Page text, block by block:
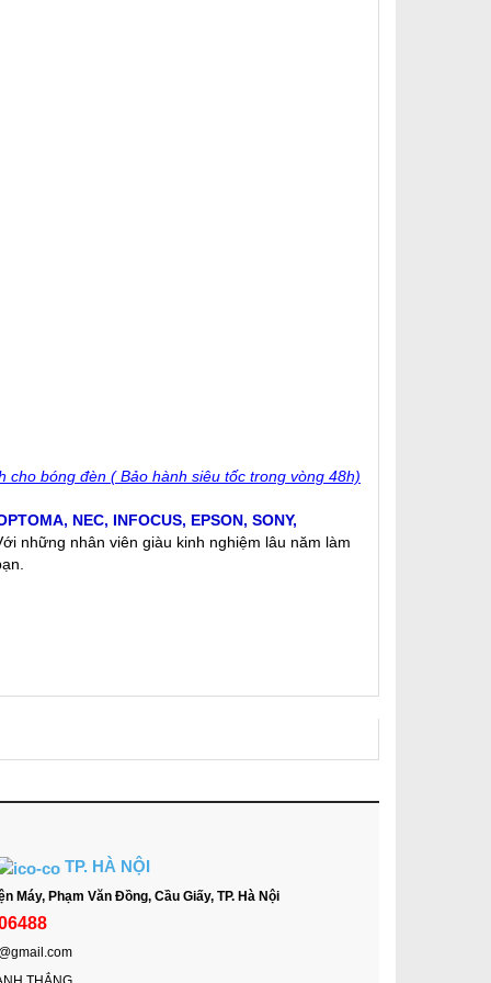
bóng đèn ( Bảo hành siêu tốc trong vòng 48h)
, NEC, INFOCUS, EPSON, SONY,
những nhân viên giàu kinh nghiệm lâu năm làm
TP. HÀ NỘI
Máy, Phạm Văn Đồng, Cầu Giấy, TP. Hà Nội